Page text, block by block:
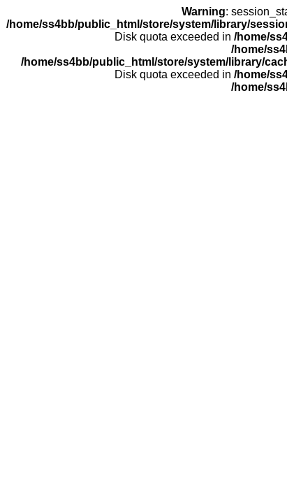
Warning:
/home/ss4bb/public_html/store/system/library/
Disk quota exceeded in /home/
/home/
/home/ss4bb/public_html/store/system/library/
Disk quota exceeded in /home/
/home/